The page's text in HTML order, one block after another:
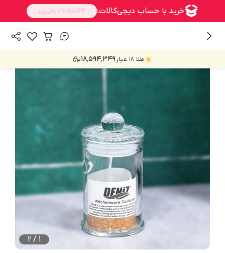
طلا ۱۸ عیار ۱۸٬۵۹۴٬۳۴۹
1
/
2